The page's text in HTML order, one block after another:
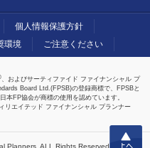
個人情報保護方針
環境 ご注意ください
、およびサーティファイド ファイナンシャル プ
Board Ltd.(FPSB)の登録商標で、FPSBと
本FP協会が商標の使用を認めています。
エイテッド ファイナンシャル プランナー